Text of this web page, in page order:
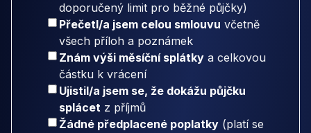
doporučený limit pro běžné půjčky)
Přečetl/a jsem celou smlouvu včetně
všech příloh a poznámek
Znám výši měsíční splátky a celkovou
částku k vrácení
Ujistil/a jsem se, že dokážu půjčku
splácet z příjmů
Žádné předplacené poplatky (platí se